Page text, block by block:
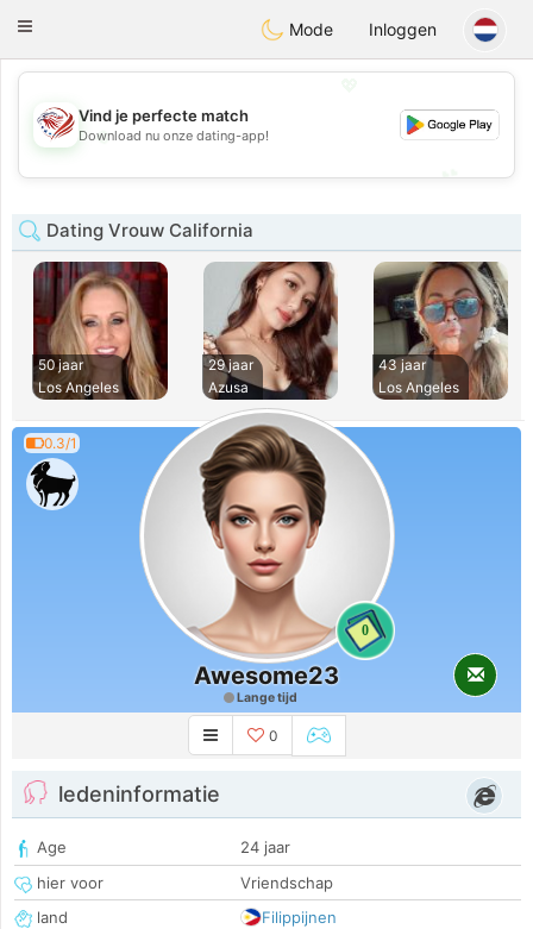
StatesDating
Toggle
Mode Inloggen
💖
💕
Vind je perfecte match
Download nu onze dating-app!
Dating Vrouw California
50 jaar
Los Angeles
29 jaar
Azusa
43 jaar
Los Angeles
0.3/1
0
Awesome23
Lange tijd
0
ledeninformatie
Age
24 jaar
hier voor
Vriendschap
land
Filippijnen